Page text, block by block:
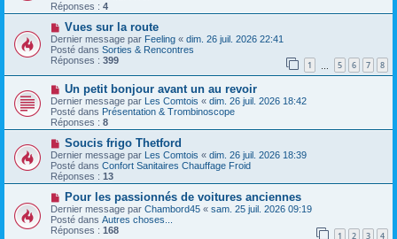
e
s
s
g
e
v
e
a
m
e
s
s
a
g
e
Réponses : 4
N
o
u
v
e
a
u
m
e
s
s
a
g
e
Vues sur la route
Dernier message par Feeling « dim. 26 juil. 2026 22:41
Posté dans Sorties & Rencontres
Réponses : 399 1 5 6 7 8
N
o
u
v
e
a
u
m
e
s
s
a
g
e
Un petit bonjour avant un au revoir
Dernier message par Les Comtois « dim. 26 juil. 2026 18:42
Posté dans Présentation & Trombinoscope
Réponses : 8
N
o
u
v
e
a
u
m
e
s
Soucis frigo Thetford
Dernier message par Les Comtois « dim. 26 juil. 2026 18:39
Posté dans Confort Sanitaires Chauffage Froid
Réponses : 13
N
o
u
v
Pour les passionnés de voitures anciennes
Dernier message par Chambord45 « sam. 25 juil. 2026 09:19
Posté dans Autres choses...
Réponses : 168 1 2 3 4